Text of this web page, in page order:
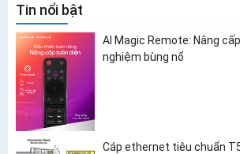
Tin nổi bật
AI Magic Remote: Nâng
nghiệm bùng nổ
Cáp ethernet tiêu chuẩn